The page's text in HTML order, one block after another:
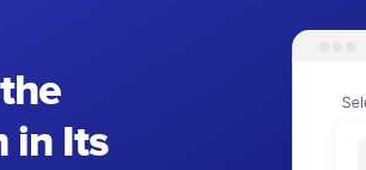
in Its